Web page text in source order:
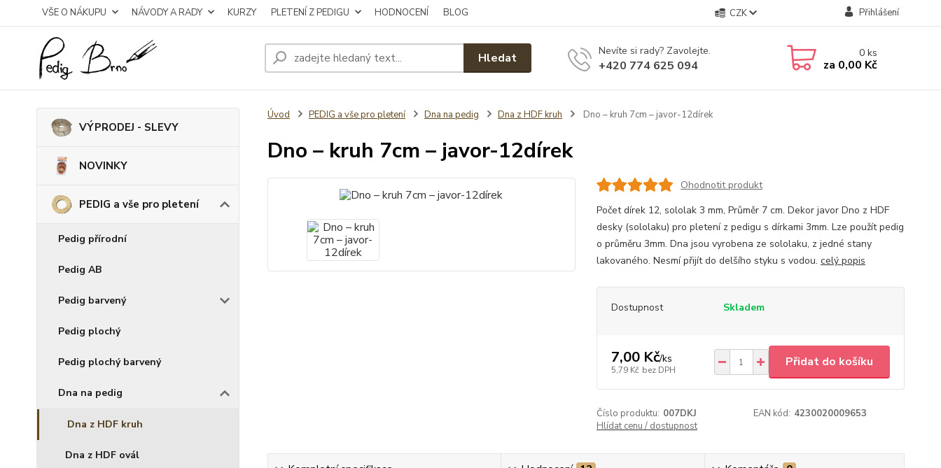
VŠE O NÁKUPU NÁVODY A RADY KURZY PLETENÍ Z PEDIGU HODNOCENÍ BLOG CZK Přihlášení
Hledat Nevíte si rady? Zavolejte.
+420 774 625 094
0ks
za 0,00 Kč
VÝPRODEJ - SLEVY
NOVINKY
PEDIG a vše pro pletení
Pedig přírodní
Pedig AB
Pedig barvený
Pedig plochý
Pedig plochý barvený
Dna na pedig
Dna z HDF kruh
Dna z HDF ovál
Úvod PEDIG a vše pro pletení Dna na pedig Dna z HDF kruh Dno – kruh 7cm – javor-12dírek
Dno – kruh 7cm – javor-12dírek
Ohodnotit produkt
Počet dírek 12, sololak 3 mm, Průměr 7 cm. Dekor javor Dno z HDF
desky (sololaku) pro pletení z pedigu s dírkami 3mm. Lze použít pedig
o průměru 3mm. Dna jsou vyrobena ze sololaku, z jedné stany
lakovaného. Nesmí přijít do delšího styku s vodou. celý popis
Dostupnost Skladem
7,00 Kč/ks
5,79 Kč bez DPH
Přidat do košíku
Číslo produktu: 007DKJ EAN kód: 4230020009653
Hlídat cenu / dostupnost